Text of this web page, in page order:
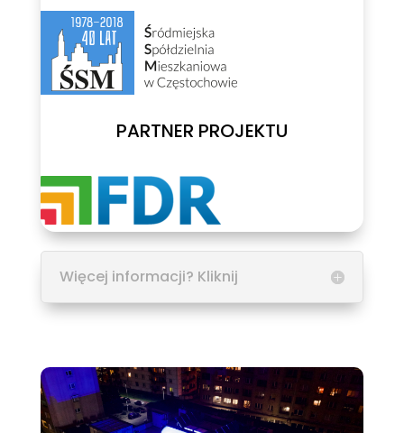
PARTNER PROJEKTU
Więcej informacji? Kliknij